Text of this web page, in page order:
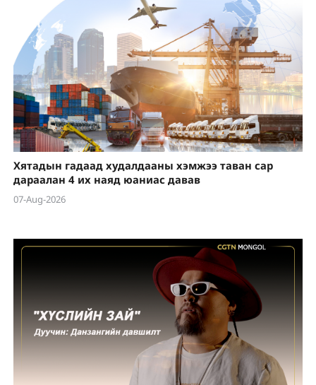
Хятадын гадаад худалдааны хэмжээ таван сар
дараалан 4 их наяд юаниас давав
07-Aug-2026